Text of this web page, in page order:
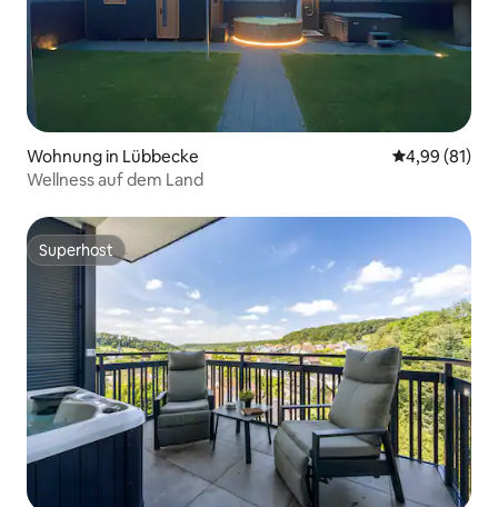
Wohnung in Lübbecke
4,99 (81)
Wellness auf dem Land
Superhost
Superhost